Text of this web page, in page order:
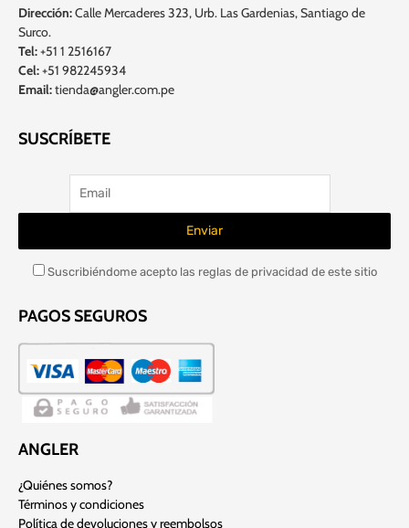
Dirección:Calle Mercaderes 323, Urb. Las Gardenias, Santiago de
Surco.
Tel:+51 1 2516167
Cel:+51 982245934
Email:tienda@angler.com.pe
SUSCRÍBETE
Suscribiéndome acepto las reglas de privacidad de este sitio
PAGOS SEGUROS
ANGLER
¿Quiénes somos?
Términos y condiciones
Política de devoluciones y reembolsos